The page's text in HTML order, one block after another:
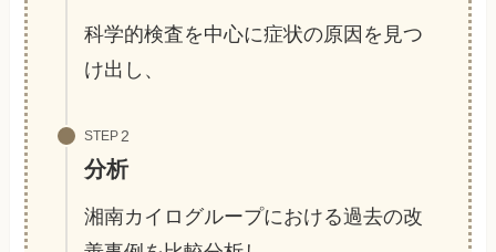
科学的検査を中心に症状の原因を見つ
け出し、
STEP
分析
湘南カイログループにおける過去の改